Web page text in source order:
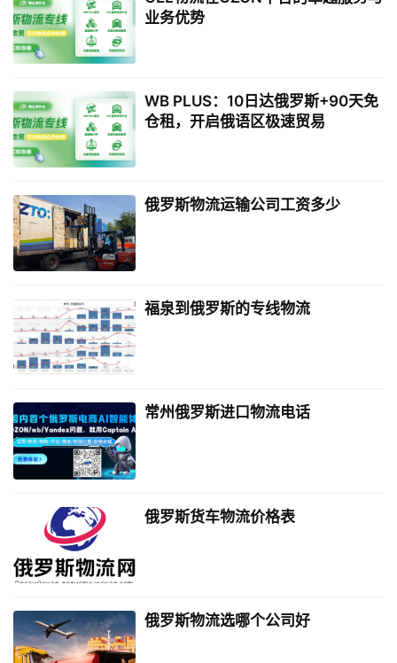
业务优势
WB PLUS：10日达俄罗斯+90天免
仓租，开启俄语区极速贸易
俄罗斯物流运输公司工资多少
福泉到俄罗斯的专线物流
常州俄罗斯进口物流电话
俄罗斯货车物流价格表
俄罗斯物流选哪个公司好